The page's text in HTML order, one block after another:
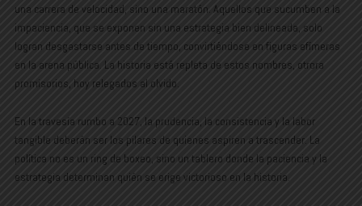
una carrera de velocidad, sino una maratón. Aquellos que sucumben a la
impaciencia, que se exponen sin una estrategia bien delineada, solo
logran desgastarse antes de tiempo, convirtiéndose en figuras efímeras
en la arena pública. La historia está repleta de estos nombres, otrora
promisorios, hoy relegados al olvido.
En la travesía rumbo a 2027, la prudencia, la consistencia y la labor
tangible deberán ser los pilares de quienes aspiren a trascender. La
política no es un ring de boxeo, sino un tablero donde la paciencia y la
estrategia determinan quién se erige victorioso en la historia.